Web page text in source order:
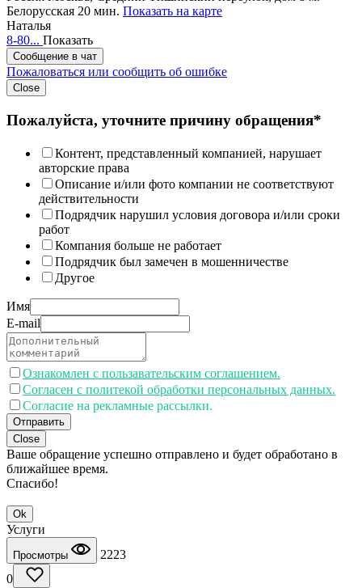
Белорусская 20 мин. Показать на карте
Наталья
8-80... Показать
Сообщение в чат
Пожаловаться или сообщить об ошибке
Close
Пожалуйста, уточните причину обращения*
Контент, представленный компанией, нарушает
авторские права
Описание и/или фото компании не соответствуют
действительности
Подрядчик нарушил условия договора и/или сроки
работ
Компания больше не работает
Подрядчик был замечен в мошенничестве
Другое
Имя
E-mail
Ознакомлен с пользавательским соглашением.
Согласен с политекой обработки персональных данных.
Согласие на рекламные рассылки.
Отправить
Close
Ваше обращение успешно отправлено и будет обработано в
ближайшее время.
Спасибо!
Ok
Услуги
Просмотры
2223
0